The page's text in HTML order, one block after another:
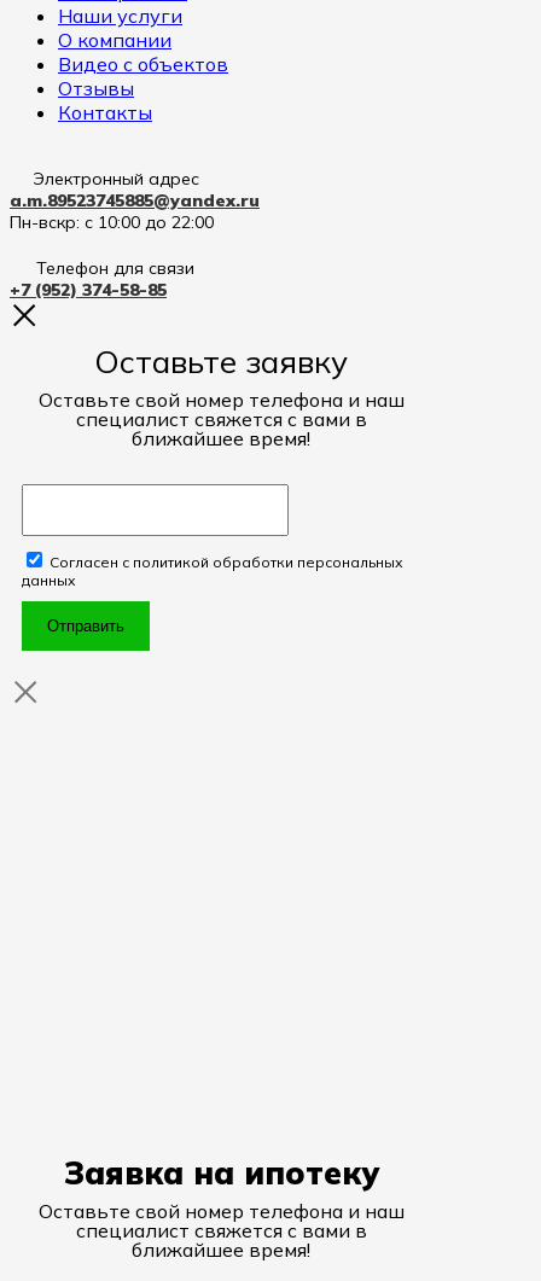
Наши услуги
О компании
Видео с объектов
Отзывы
Контакты
Электронный адрес
a.m.89523745885@yandex.ru
Пн-вскр: с 10:00 до 22:00
Телефон для связи
+7 (952) 374-58-85
Оставьте заявку
Оставьте свой номер телефона и наш
специалист свяжется с вами в
ближайшее время!
Согласен с политикой обработки персональных
данных
Отправить
Заявка на ипотеку
Оставьте свой номер телефона и наш
специалист свяжется с вами в
ближайшее время!